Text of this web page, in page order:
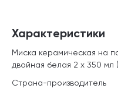
Характеристики
Миска керамическая на
двойная белая 2 х 350 мл
Страна-производитель